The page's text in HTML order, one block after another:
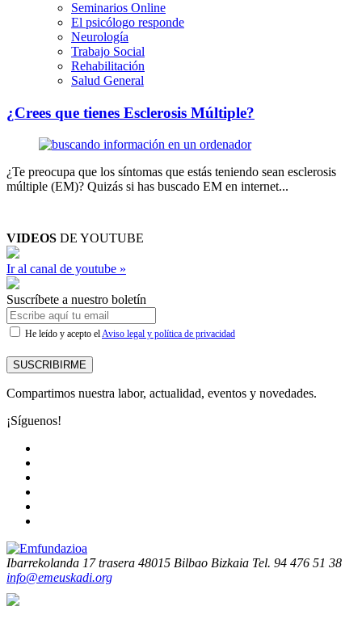
Seminarios Online
El psicólogo responde
Neurología
Trabajo Social
Rehabilitación
Salud General
¿Crees que tienes Esclerosis Múltiple?
¿Te preocupa que los síntomas que estás teniendo sean esclerosis
múltiple (EM)? Quizás si has buscado EM en internet...
VIDEOS DE YOUTUBE
Ir al canal de youtube »
Suscríbete a nuestro boletín
He leído y acepto elAviso legal y política de privacidad
SUSCRIBIRME
Compartimos nuestra labor, actualidad, eventos y novedades.
¡Síguenos!
Ibarrekolanda 17 trasera 48015 Bilbao Bizkaia Tel. 94 476 51 38
info@emeuskadi.org